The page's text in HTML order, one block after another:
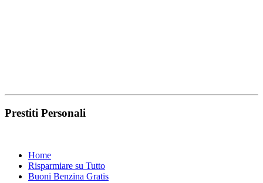
Prestiti Personali
Home
Risparmiare su Tutto
Buoni Benzina Gratis